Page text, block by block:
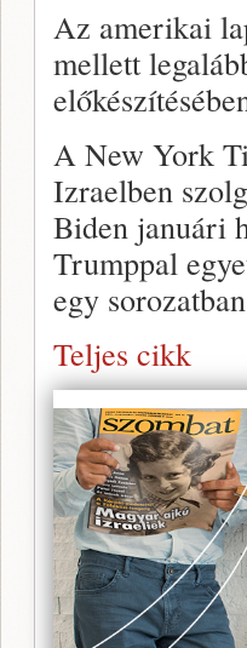
Az amerikai
mellett
A New York
Izraelben
Biden januári
Trumppal
egy
Teljes cikk